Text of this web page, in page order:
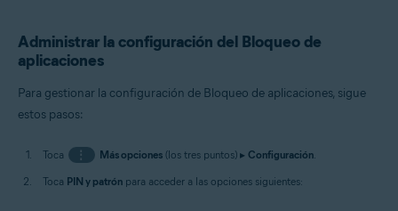
Administrar la configuración del Bloqueo de
aplicaciones
Para gestionar la configuración de Bloqueo de aplicaciones, sigue
estos pasos:
Toca ⋮ Más opciones(los tres puntos) ▸ Configuración.
Toca PIN y patrón para acceder a las opciones siguientes: